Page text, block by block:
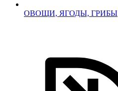
ОВОЩИ, ЯГОДЫ, ГРИБЫ